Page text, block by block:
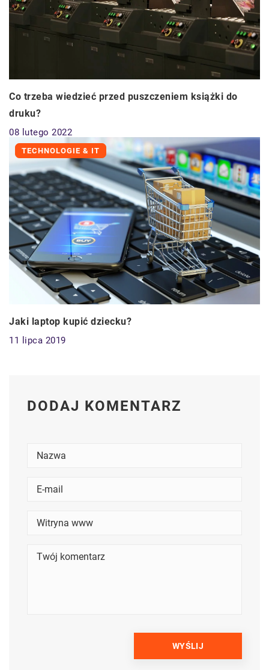
Co trzeba wiedzieć przed puszczeniem książki do
druku?
08 lutego 2022
TECHNOLOGIE & IT
Jaki laptop kupić dziecku?
11 lipca 2019
DODAJ KOMENTARZ